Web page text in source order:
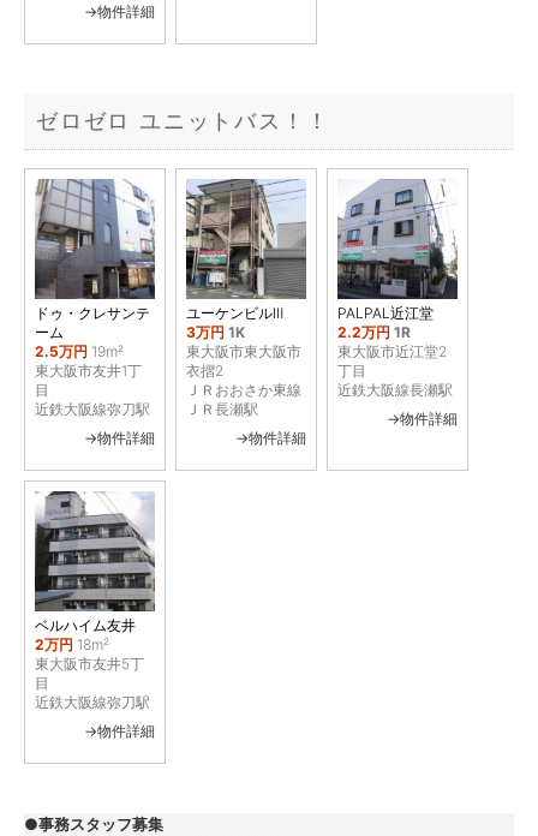
→物件詳細
ゼロゼロ ユニットバス！！
ドゥ・クレサンテ
ーム
2.5万円 19m²
東大阪市友井1丁
目
近鉄大阪線弥刀駅
→物件詳細
ユーケンビルⅢ
3万円 1K
東大阪市東大阪市
衣摺2
ＪＲおおさか東線
ＪＲ長瀬駅
→物件詳細
PALPAL近江堂
2.2万円 1R
東大阪市近江堂2
丁目
近鉄大阪線長瀬駅
→物件詳細
ベルハイム友井
2万円 18m²
東大阪市友井5丁
目
近鉄大阪線弥刀駅
→物件詳細
●事務スタッフ募集